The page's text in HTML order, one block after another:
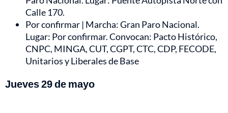
Calle 170.
Por confirmar | Marcha: Gran Paro Nacional.
Lugar: Por confirmar. Convocan: Pacto Histórico,
CNPC, MINGA, CUT, CGPT, CTC, CDP, FECODE,
Unitarios y Liberales de Base
Jueves 29 de mayo